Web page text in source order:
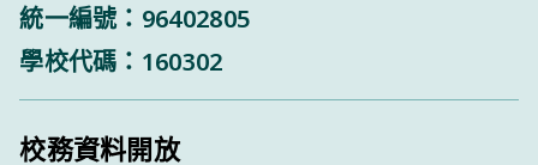
統一編號：96402805
學校代碼：160302
校務資料開放